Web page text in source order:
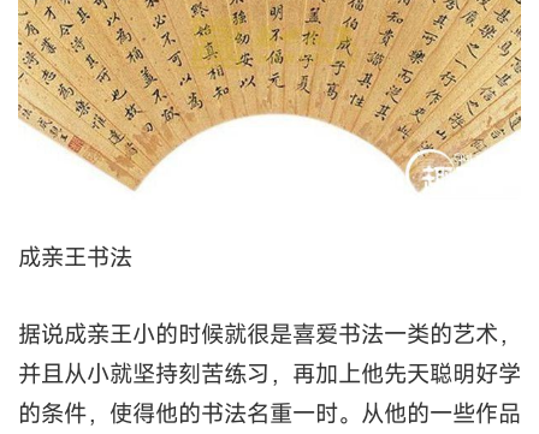
成亲王书法
据说成亲王小的时候就很是喜爱书法一类的艺术，
并且从小就坚持刻苦练习，再加上他先天聪明好学
的条件，使得他的书法名重一时。从他的一些作品